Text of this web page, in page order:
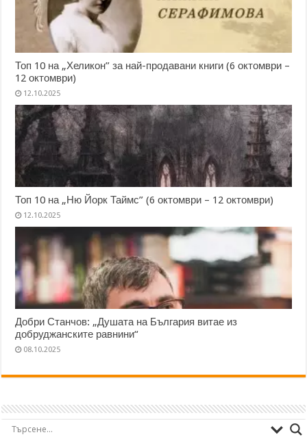
Топ 10 на „Хеликон” за най-продавани книги (6 октомври –
12 октомври)
12.10.2025
Топ 10 на „Ню Йорк Таймс” (6 октомври – 12 октомври)
12.10.2025
Добри Станчов: „Душата на България витае из
добруджанските равнини“
08.10.2025